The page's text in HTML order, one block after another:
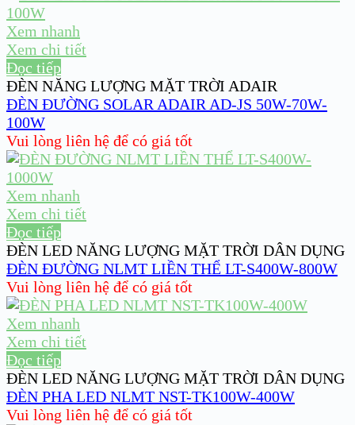
Xem nhanh
Xem chi tiết
Đọc tiếp
ĐÈN NĂNG LƯỢNG MẶT TRỜI ADAIR
ĐÈN ĐƯỜNG SOLAR ADAIR AD-JS 50W-70W-
100W
Vui lòng liên hệ để có giá tốt
Xem nhanh
Xem chi tiết
Đọc tiếp
ĐÈN LED NĂNG LƯỢNG MẶT TRỜI DÂN DỤNG
ĐÈN ĐƯỜNG NLMT LIỀN THỂ LT-S400W-800W
Vui lòng liên hệ để có giá tốt
Xem nhanh
Xem chi tiết
Đọc tiếp
ĐÈN LED NĂNG LƯỢNG MẶT TRỜI DÂN DỤNG
ĐÈN PHA LED NLMT NST-TK100W-400W
Vui lòng liên hệ để có giá tốt